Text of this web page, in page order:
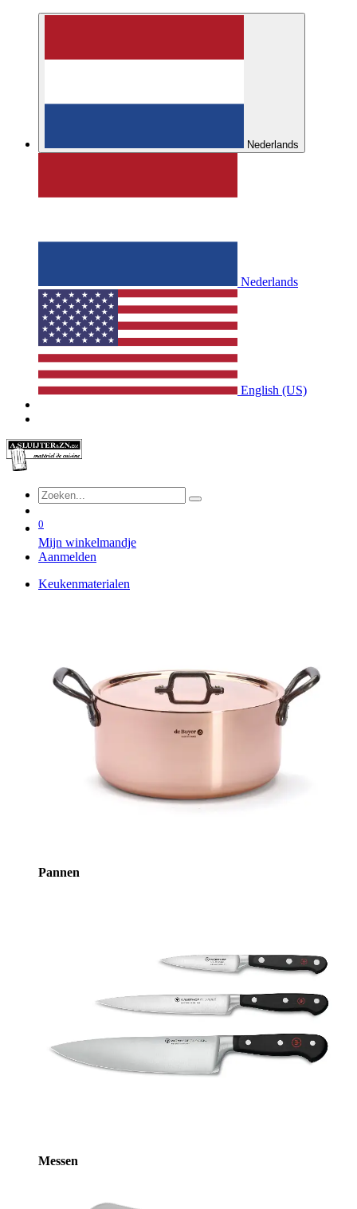
Nederlands
Nederlands
English (US)
0
Mijn winkelmandje
Aanmelden
Keukenmaterialen
Pannen
Messen